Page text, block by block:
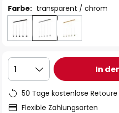
Farbe: transparent / chrom
1 In
50 Tage kostenlose Retoure
Flexible Zahlungsarten